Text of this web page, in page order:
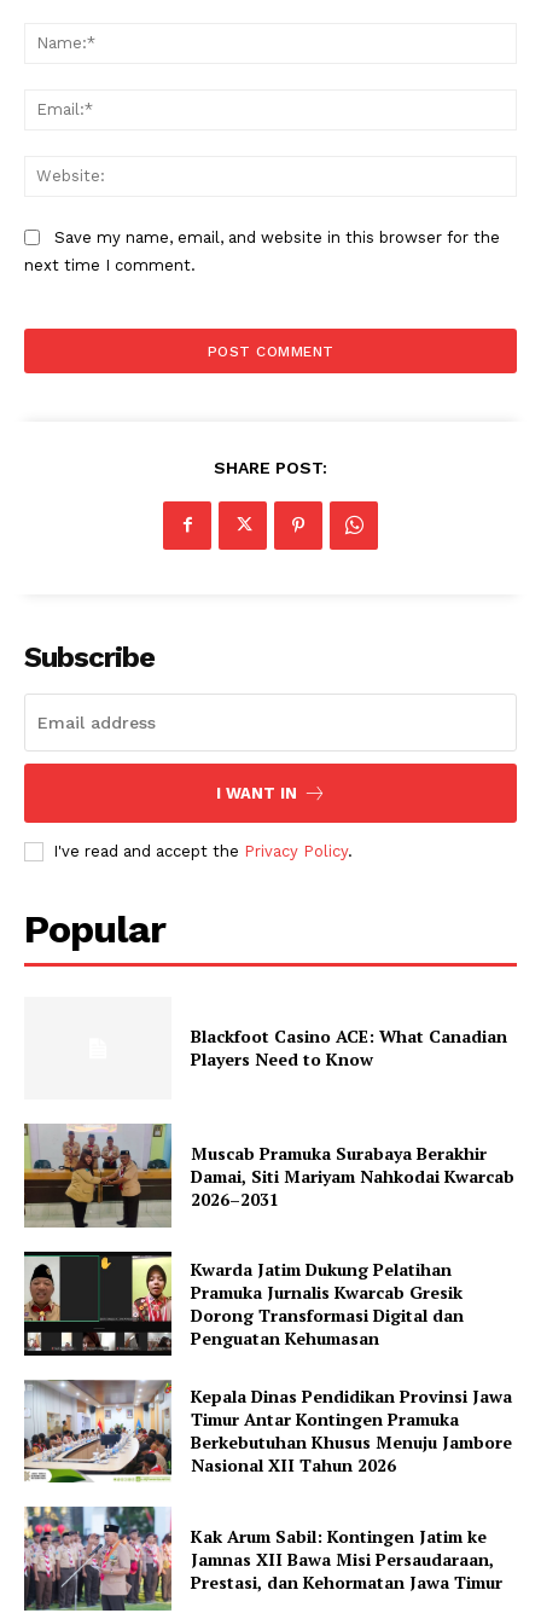
Save my name, email, and website in this browser for the
next time I comment.
SHARE POST:
Subscribe
I WANT IN
I've read and accept the Privacy Policy.
Popular
Blackfoot Casino ACE: What Canadian
Players Need to Know
Muscab Pramuka Surabaya Berakhir
Damai, Siti Mariyam Nahkodai Kwarcab
2026–2031
Kwarda Jatim Dukung Pelatihan
Pramuka Jurnalis Kwarcab Gresik
Dorong Transformasi Digital dan
Penguatan Kehumasan
Kepala Dinas Pendidikan Provinsi Jawa
Timur Antar Kontingen Pramuka
Berkebutuhan Khusus Menuju Jambore
Nasional XII Tahun 2026
Kak Arum Sabil: Kontingen Jatim ke
Jamnas XII Bawa Misi Persaudaraan,
Prestasi, dan Kehormatan Jawa Timur